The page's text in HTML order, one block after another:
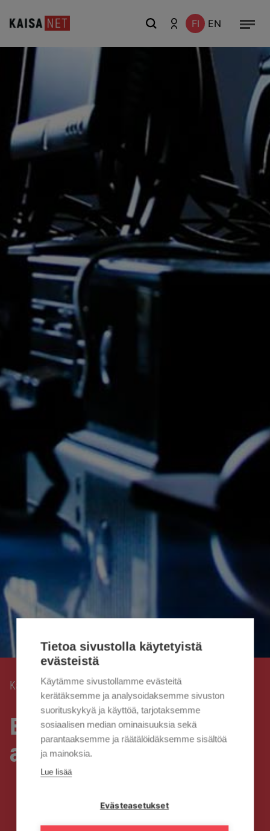
FI EN
Kaisanet ›Etsimme DataEnterille IT-asiantuntijaa!
Etsimme DataEnterille IT-
asiantuntijaa!
Tietoa sivustolla käytetyistä
evästeistä
Käytämme sivustollamme evästeitä
kerätäksemme ja analysoidaksemme sivuston
suorituskykyä ja käyttöä, tarjotaksemme
sosiaalisen median ominaisuuksia sekä
parantaaksemme ja räätälöidäksemme sisältöä
ja mainoksia.
Lue lisää
Evästeasetukset